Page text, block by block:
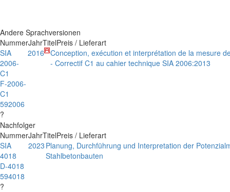
Andere Sprachversionen
NummerJahrTitelPreis / Lieferart
SIA
2006-
C1
F-2006-
C1
592006
?
2016
Conception, exécution et interprétation de la mesure
- Correctif C1 au cahier technique SIA 2006:2013
Nachfolger
NummerJahrTitelPreis / Lieferart
SIA
4018
D-4018
594018
?
2023 Planung, Durchführung und Interpretation der
Stahlbetonbauten